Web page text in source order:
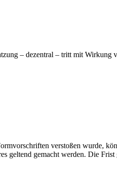
– dezentral – tritt mit Wirkung
verstoßen wurde,
geltend gemacht werden. Die